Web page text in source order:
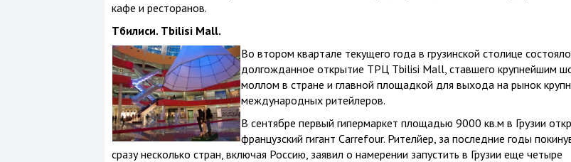
кафе и ресторанов.
Тбилиси. Tbilisi Mall.
Во втором квартале текущего года в грузинской столице
долгожданное открытие ТРЦ Tbilisi Mall, ставшего крупнейшим
моллом в стране и главной площадкой для выхода на рынок
международных ритейлеров.
В сентябре первый гипермаркет площадью 9000 кв.м в Грузии
французский гигант Carrefour. Рителйер, за последние годы
сразу несколько стран, включая Россию, заявил о намерении запустить в Грузии еще четыре